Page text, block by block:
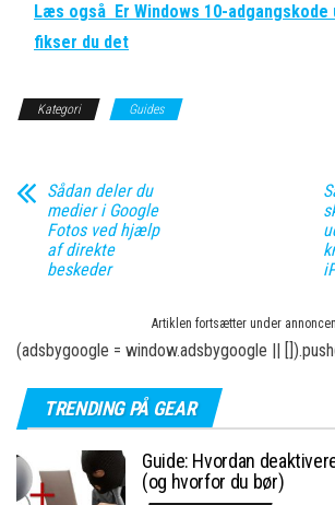
Læs også Er Windows 10-adgangskode
fikser du det
Kategori Guides
Sådan deler du
medier i Google
Fotos ved hjælp
af direkte
beskeder
Artiklen fortsætter under annoncen
(adsbygoogle = window.adsbygoogle ||
TRENDING PÅ GEAR
Guide: Hvordan
(og hvorfor du bør)